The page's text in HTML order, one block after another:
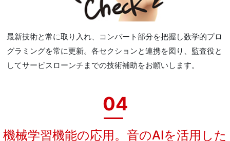
最新技術と常に取り入れ、コンバート部分を把握し数学的プロ
グラミングを常に更新。各セクションと連携を図り、監査役と
してサービスローンチまでの技術補助をお願いします。
04
機械学習機能の応用。音のAIを活用した